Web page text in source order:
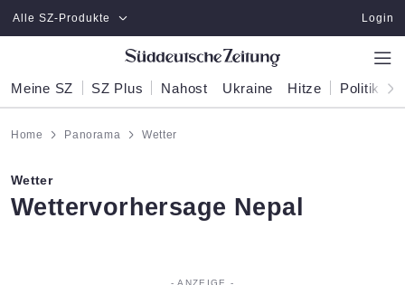
Zum Hauptinhalt springen
Alle SZ-Produkte Login
Meine SZ SZ Plus Nahost Ukraine Hitze Politik
Home Panorama Wetter
Wetter
:
Wettervorhersage Nepal